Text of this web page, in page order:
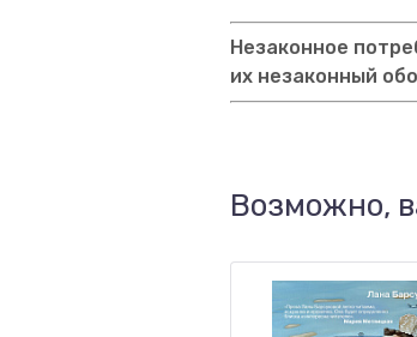
Незаконное
их незаконный
Возможно,